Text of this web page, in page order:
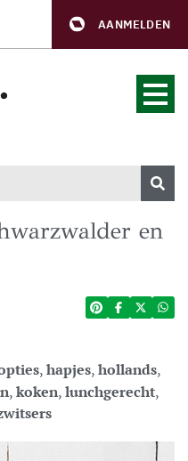
AANMELDEN
en
,hapjes,hollands,
,koken,lunchgerecht,